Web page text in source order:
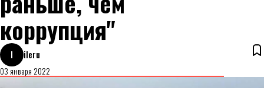
коррупция"
I
ileru
03 января 2022